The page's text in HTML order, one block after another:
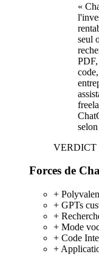
«
seul
VERDICT
Forces de
+
+ GPTs
+
+ Mode
+ Code
+